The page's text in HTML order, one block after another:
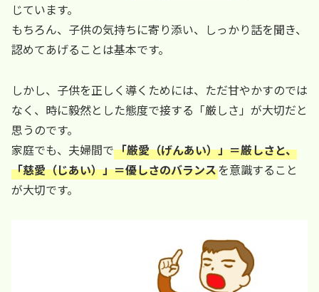
じています。
もちろん、子供の気持ちに寄り添い、しっかり話を聞き、
認めてあげることは基本です。
しかし、子供を正しく導くためには、ただ甘やかすのでは
なく、時に毅然とした態度で接する「厳しさ」が大切だと
思うのです。
家庭でも、夫婦間で「厳愛（げんあい）」＝厳しさと、
「慈愛（じあい）」＝優しさのバランスを意識すること
が大切です。